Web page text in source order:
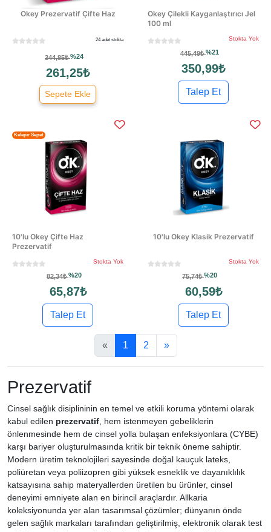
Okey Prezervatif Çifte Haz
24 adet stokta
344,85₺%24
261,25₺
Sepete Ekle
Okey Çilekli Kayganlaştırıcı Jel
100 ml
Stokta Yok
445,49₺%21
350,99₺
Talep Et
10'lu Okey Çifte Haz
Prezervatif
Kelepir Sepet
Stokta Yok
82,34₺%20
65,87₺
Talep Et
10'lu Okey Klasik Prezervatif
Stokta Yok
75,74₺%20
60,59₺
Talep Et
« 1 2 »
Prezervatif
Cinsel sağlık disiplininin en temel ve etkili koruma yöntemi olarak
kabul edilen prezervatif , hem istenmeyen gebeliklerin
önlenmesinde hem de cinsel yolla bulaşan enfeksiyonlara (CYBE)
karşı bariyer oluşturulmasında kritik bir teknik öneme sahiptir.
Modern üretim teknolojileri sayesinde doğal kauçuk lateks,
poliüretan veya poliizopren gibi yüksek esneklik ve dayanıklılık
katsayısına sahip materyallerden üretilen bu ürünler, cinsel
deneyimi emniyete alan en birincil araçlardır. Allkaria
koleksiyonunda yer alan tasarımsal çözümler; dünyanın önde
gelen sağlık markaları tarafından geliştirilmiş, elektronik olarak test